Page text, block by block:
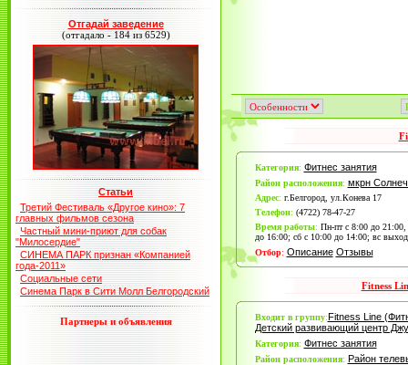
Отгадай заведение
(отгадало - 184 из 6529)
Статьи
Третий Фестиваль «Другое кино»: 7
главных фильмов сезона
Частный мини-приют для собак
"Милосердие"
СИНЕМА ПАРК признан «Компанией
года-2011»
Социальные сети
Синема Парк в Сити Молл Белгородский
Партнеры и объявления
Категория: Фитнес занятия
Район расположения: мкрн
Адрес: г.Белгород, ул.Конева 17
Телефон: (4722) 78-47-27
Время работы: Пн-пт с 8:00 до 21:00,
до 16:00; сб с 10:00 до 14:00; вс
Отбор: Описание Отзывы
Fitness
Входит в группу:Fitness Line
Детский развивающий центр
Категория: Фитнес занятия
Район расположения: Район